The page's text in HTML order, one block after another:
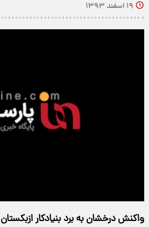
۱۹ اسفند ۱۳۹۳
واکنش درخشان به برد بنیادکار ازبکستان